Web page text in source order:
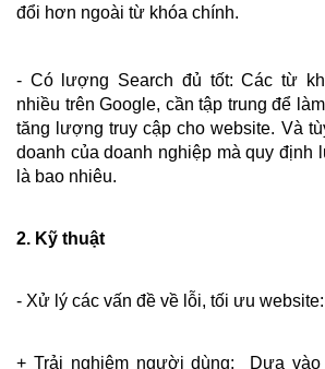
đổi hơn ngoài từ khóa chính.
- Có lượng Search đủ tốt: Các từ
nhiều trên Google, cần tập trung để
tăng lượng truy cập cho website. Và
doanh của doanh nghiệp mà quy định
là bao nhiêu.
2. Kỹ thuật
- Xử lý các vấn đề về lỗi, tối ưu website:
+ Trải nghiệm người dùng:  Dựa